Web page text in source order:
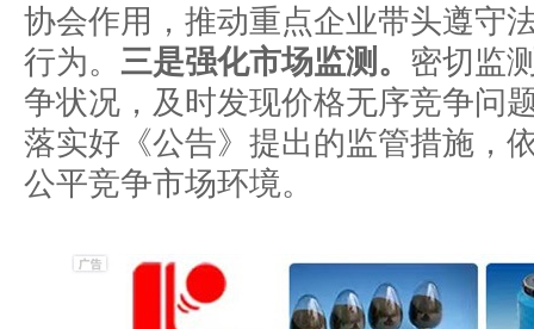
协会作用，推动重点企业带头遵守
行为。 三是强化市场监测。 密切监
争状况，及时发现价格无序竞争问
落实好《公告》提出的监管措施，
公平竞争市场环境。